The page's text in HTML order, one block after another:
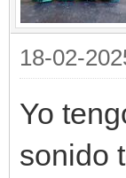
18-02-
Yo
sonido